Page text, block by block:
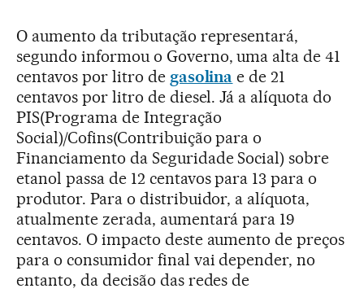
O aumento da tributação representará,
segundo informou o Governo, uma alta de 41
centavos por litro de gasolina e de 21
centavos por litro de diesel. Já a alíquota do
PIS(Programa de Integração
Social)/Cofins(Contribuição para o
Financiamento da Seguridade Social) sobre
etanol passa de 12 centavos para 13 para o
produtor. Para o distribuidor, a alíquota,
atualmente zerada, aumentará para 19
centavos. O impacto deste aumento de preços
para o consumidor final vai depender, no
entanto, da decisão das redes de